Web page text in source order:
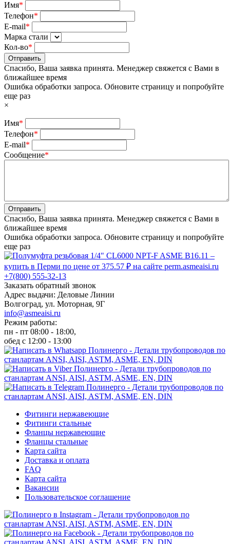
Имя*
Телефон*
E-mail*
Марка стали
Кол-во*
Отправить
Спасибо, Ваша заявка принята. Менеджер свяжется с Вами в
ближайшее время
Ошибка обработки запроса. Обновите страницу и попробуйте
еще раз
×
Имя*
Телефон*
E-mail*
Сообщение*
Отправить
Спасибо, Ваша заявка принята. Менеджер свяжется с Вами в
ближайшее время
Ошибка обработки запроса. Обновите страницу и попробуйте
еще раз
+7(800) 555-32-13
Заказать обратный звонок
Адрес выдачи: Деловые Линии
Волгоград, ул. Моторная, 9Г
info@asmeaisi.ru
Режим работы:
пн - пт 08:00 - 18:00,
обед с 12:00 - 13:00
Фитинги нержавеющие
Фитинги стальные
Фланцы нержавеющие
Фланцы стальные
Карта сайта
Доставка и оплата
FAQ
Карта сайта
Вакансии
Пользовательское соглашение